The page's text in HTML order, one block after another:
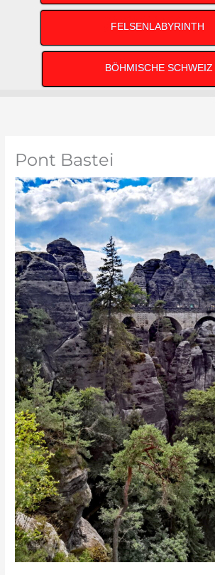
FELSENLABYRINTH
BÖHMISCHE SCHWEIZ
Pont Bastei